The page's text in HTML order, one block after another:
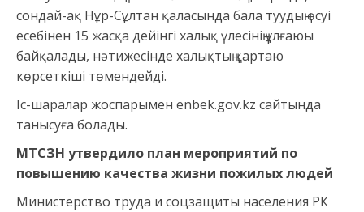
сондай-ақ Нұр-Cұлтан қаласында бала туудың өсуі
есебінен 15 жасқа дейінгі халық үлесінің ұлғаюы
байқалады, нәтижесінде халықтың қартаю
көрсеткіші төмендейді.
Іс-шаралар жоспарымен enbek.gov.kz сайтында
танысуға болады.
МТСЗН утвердило план мероприятий по
повышению качества жизни пожилых людей
Министерство труда и соцзащиты населения РК